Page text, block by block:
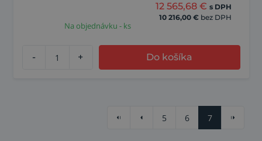
12 565,68 € s DPH
10 216,00 € bez DPH
Na objednávku - ks
- + Do košíka
5 6 7